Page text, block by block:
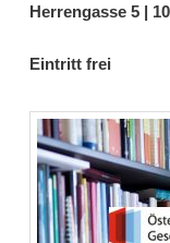
Herrengasse 5 |
Eintritt frei